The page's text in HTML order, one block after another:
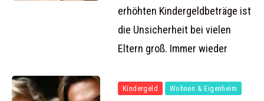
erhöhten Kindergeldbeträge ist
die Unsicherheit bei vielen
Eltern groß. Immer wieder
Kindergeld Wohnen & Eigenheim